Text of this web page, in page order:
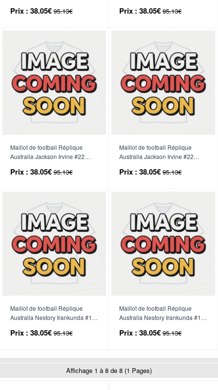
Courte
Prix : 38.05€ 95.13€
Manche Courte
Prix : 38.05€ 95.13€
Maillot de football Réplique
Australia Jackson Irvine #22
Manche Courte
Prix : 38.05€ 95.13€
Maillot de football Réplique
Australia Jackson Irvine #22
Manche Courte
Prix : 38.05€ 95.13€
Maillot de football Réplique
Australia Nestory Irankunda #17
Manche Courte
Prix : 38.05€ 95.13€
Maillot de football Réplique
Australia Nestory Irankunda #17
Manche Courte
Prix : 38.05€ 95.13€
Affichage 1 à 8 de 8 (1 Pages)